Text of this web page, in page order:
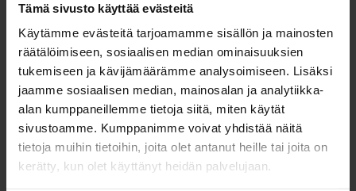
Tämä sivusto käyttää evästeitä
Käytämme evästeitä tarjoamamme sisällön ja mainosten
räätälöimiseen, sosiaalisen median ominaisuuksien
tukemiseen ja kävijämäärämme analysoimiseen. Lisäksi
jaamme sosiaalisen median, mainosalan ja analytiikka-
alan kumppaneillemme tietoja siitä, miten käytät
sivustoamme. Kumppanimme voivat yhdistää näitä
tietoja muihin tietoihin, joita olet antanut heille tai joita on
kerätty, kun olet käyttänyt heidän palvelujaan.
Vertaile mopopaketteja
EAS-koulutus
Vain teoriatunnit.
Kevyt
Hinta valitulla
79 € 199 €